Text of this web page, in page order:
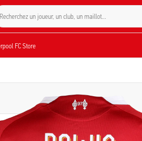
Recherchez un joueur, un club, un maillot…
FC Store